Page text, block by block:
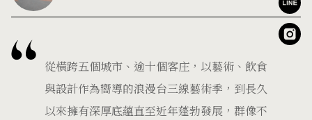
從橫跨五個城市、逾十個客庄，以藝術、飲食
與設計作為嚮導的浪漫台三線藝術季，到長久
以來擁有深厚底蘊直至近年蓬勃發展，群像不